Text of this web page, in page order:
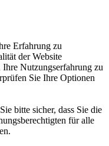
Erfahrung zu
der Website
Ihre Nutzungserfahrung zu
Sie Ihre Optionen
bitte sicher, dass Sie die
für alle